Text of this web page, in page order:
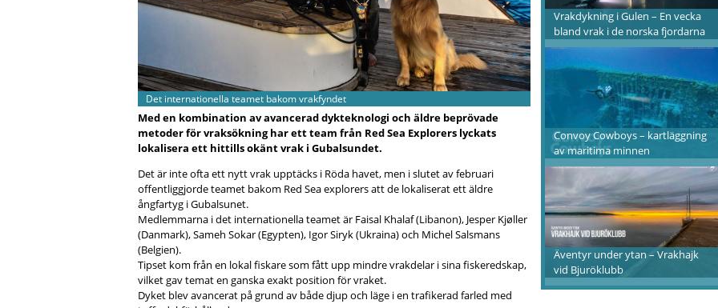
Det internationella teamet bakom vrakfyndet
Med en kombination av avancerad dykteknologi och äldre beprövade
metoder för vraksökning har ett team från Red Sea Explorers lyckats
lokalisera ett hittills okänt vrak i Gubalsundet.
Det är inte ofta ett nytt vrak upptäcks i Röda havet, men i slutet av februari
offentliggjorde teamet bakom Red Sea explorers att de lokaliserat ett äldre
ångfartyg i Gubalsunet.
Medlemmarna i det internationella teamet är Faisal Khalaf (Libanon), Jesper Kjøller
(Danmark), Sameh Sokar (Egypten), Igor Siryk (Ukraina) och Michel Salsmans
(Belgien).
Tipset kom från en lokal fiskare som fått upp mindre vrakdelar i sina fiskeredskap,
vilket gav temat en ganska exakt position för vraket.
Dyket blev avancerat på grund av både djup och läge i en trafikerad farled med
Vrakdykning i Gulen – En vecka
bland vrak i de norska fjordarna
Convoy Cowboys – kartläggning
av maritima minnen
Äventyr under ytan – Vrakhajk
vid Bjuröklubb